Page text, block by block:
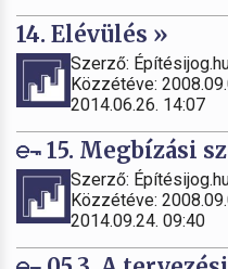
14. Elévülés »
Szerző:
Közzétéve:
2014.06.26. 14:07
15. Megbízási
Szerző:
Közzétéve:
2014.09.24. 09:40